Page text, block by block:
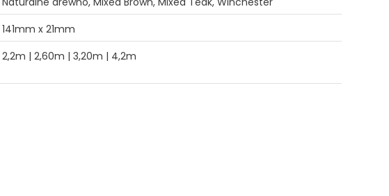
141mm x 21mm
2,2m | 2,60m | 3,20m | 4,2m